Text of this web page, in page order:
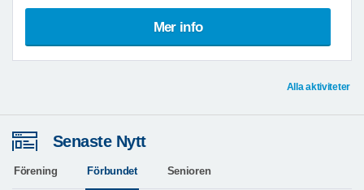
Mer info
Alla aktiviteter
Senaste Nytt
Förening Förbundet Senioren